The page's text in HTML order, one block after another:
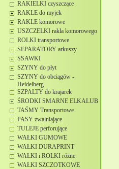
RAKIELKI czyszczące
RAKLE do myjek
RAKLE komorowe
USZCZELKI rakla komorowego
ROLKI transportowe
SEPARATORY arkuszy
SSAWKI
SZYNY do płyt
SZYNY do obciągów -
Heidelberg
SZPALTY do krajarek
ŚRODKI SMARNE ELKALUB
TAŚMY Transportowe
PASY zwalniające
TULEJE perforujące
WAŁKI GUMOWE
WAŁKI DURAPRINT
WAŁKI i ROLKI różne
WAŁKI SZCZOTKOWE